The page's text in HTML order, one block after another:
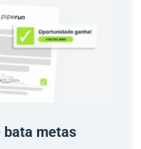
bata metas